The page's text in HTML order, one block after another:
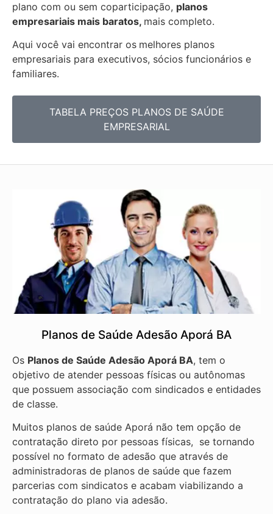
plano com ou sem coparticipação, planos
empresariais mais baratos, mais completo.
Aqui você vai encontrar os melhores planos
empresariais para executivos, sócios funcionários e
familiares.
TABELA PREÇOS PLANOS DE SAÚDE
EMPRESARIAL
Planos de Saúde Adesão Aporá BA
Os Planos de Saúde Adesão Aporá BA, tem o
objetivo de atender pessoas físicas ou autônomas
que possuem associação com sindicados e entidades
de classe.
Muitos planos de saúde Aporá não tem opção de
contratação direto por pessoas físicas, se tornando
possível no formato de adesão que através de
administradoras de planos de saúde que fazem
parcerias com sindicatos e acabam viabilizando a
contratação do plano via adesão.